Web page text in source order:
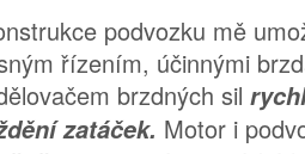
podvozku mě
řízením, účinnými
brzdných sil
zatáček. Motor i